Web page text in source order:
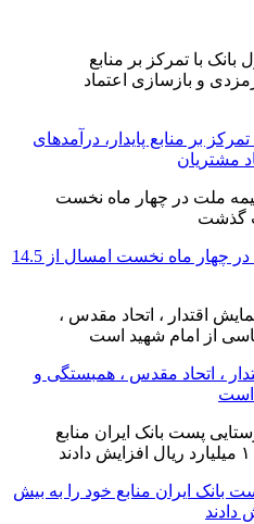
بر منابع پایدار، درآمدهای
مشتریان
حق بیمه تولیدی بیمه ملت در چهار ماه نخست امسال از 14.5
، اتحاد مقدس ، همبستگی و
است
بانک ایران منابع خود را به بیش